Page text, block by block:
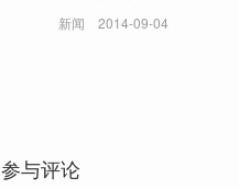
新闻 2014-09-04
参与评论